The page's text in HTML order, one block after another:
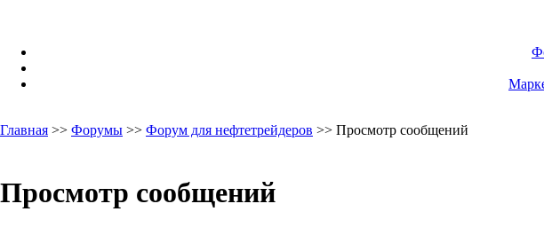
Главная >> Форумы >> Форум для нефтетрейдеров >> Просмотр сообщений
Просмотр сообщений